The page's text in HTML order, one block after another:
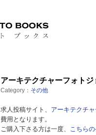
アーキテクチャーフォトジ
Category： その他
求人投稿サイト、 アーキテクチ
費用となります。
ご購入下さる方は一度、 こちら